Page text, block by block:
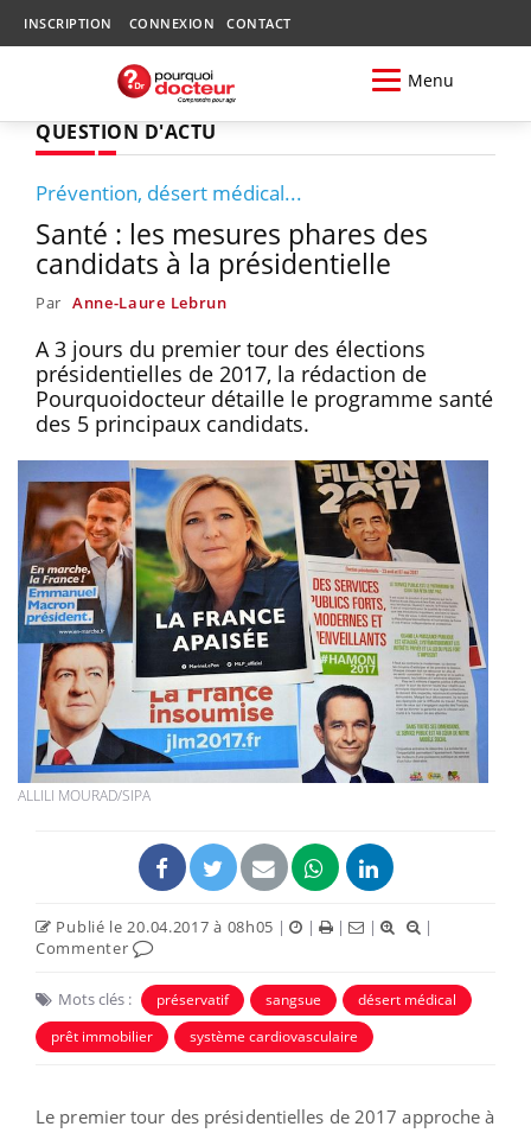
INSCRIPTION CONNEXION CONTACT
Menu
QUESTION D'ACTU
Prévention, désert médical...
Santé : les mesures phares des
candidats à la présidentielle
Par Anne-Laure Lebrun
A 3 jours du premier tour des élections
présidentielles de 2017, la rédaction de
Pourquoidocteur détaille le programme santé
des 5 principaux candidats.
ALLILI MOURAD/SIPA
Publié le 20.04.2017 à 08h05 | | | |
|
Commenter
Mots clés : préservatif sangsue
désert médical
prêt immobilier
système cardiovasculaire
Le premier tour des présidentielles de 2017 approche à